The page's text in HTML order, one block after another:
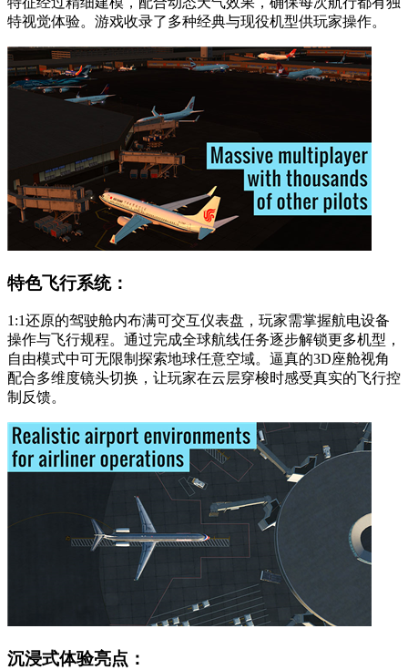
特视觉体验。游戏收录了多种经典与现役机型供玩家操作。
特色飞行系统：
1:1还原的驾驶舱内布满可交互仪表盘，玩家需掌握航电设备
操作与飞行规程。通过完成全球航线任务逐步解锁更多机型，
自由模式中可无限制探索地球任意空域。逼真的3D座舱视角
配合多维度镜头切换，让玩家在云层穿梭时感受真实的飞行控
制反馈。
沉浸式体验亮点：